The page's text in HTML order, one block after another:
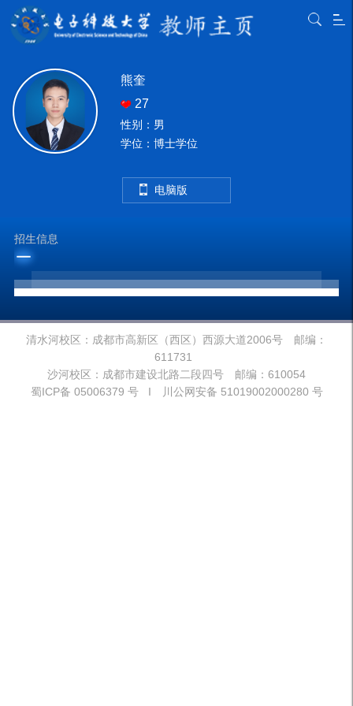
熊奎
27
性别：男
学位：博士学位
电脑版
招生信息
清水河校区：成都市高新区（西区）西源大道2006号 邮编：
611731
沙河校区：成都市建设北路二段四号 邮编：610054
蜀ICP备 05006379 号 I 川公网安备 51019002000280 号